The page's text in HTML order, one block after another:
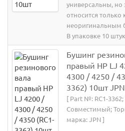
универсальны, но
относится только
неоригинальным
В упаковке 10
Бушинг
правый HP LJ
4300 / 4250 /
3362) 10шт JPN
[ Part №: RC1-3362;
Совместимый;
марка: JPN ]